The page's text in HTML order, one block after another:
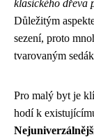
klasického dřeva
Důležitým
sezení, proto
tvarovaným
Pro malý byt je
hodí k